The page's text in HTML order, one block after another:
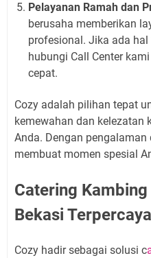
Pelayanan Ramah dan
berusaha memberikan
profesional. Jika ada
hubungi Call Center
cepat.
Cozy adalah pilihan tepat
kemewahan dan kelezatan
Anda. Dengan
membuat momen spesial
Catering
Bekasi
Cozy hadir sebagai solusi c